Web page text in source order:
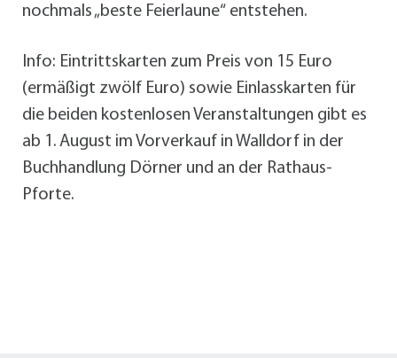
nochmals „beste Feierlaune“ entstehen.
Info: Eintrittskarten zum Preis von 15 Euro
(ermäßigt zwölf Euro) sowie Einlasskarten für
die beiden kostenlosen Veranstaltungen gibt es
ab 1. August im Vorverkauf in Walldorf in der
Buchhandlung Dörner und an der Rathaus-
Pforte.